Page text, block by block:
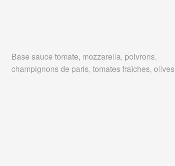
Base sauce tomate, mozzarella, poivrons,
champignons de paris, tomates fraîches, olives